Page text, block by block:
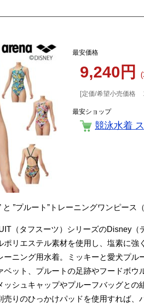
最安価格
9,240円
定価/希望小売価格
最安ショップ
競泳水着
と ”プルート”トレーニングワンピー
（タフスーツ）シリーズのDisney（
ポリエステル素材を使用し、塩素に強
ーニング用水着。ミッキーと愛犬プル
ベット、プルートの足跡やフードボウ
ッシュキャップやプルーフバッグとの
売りのひっかけパッドを使用すれば、